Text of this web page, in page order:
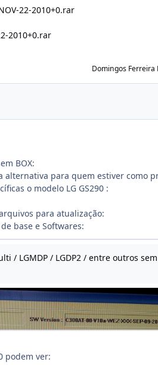
22-2010+0.rar
2010+0.rar
Domingos Ferreira
BOX:
alternativa para quem estiver como
o modelo LG GS290 :
para atualização:
base e Softwares:
podem ver: